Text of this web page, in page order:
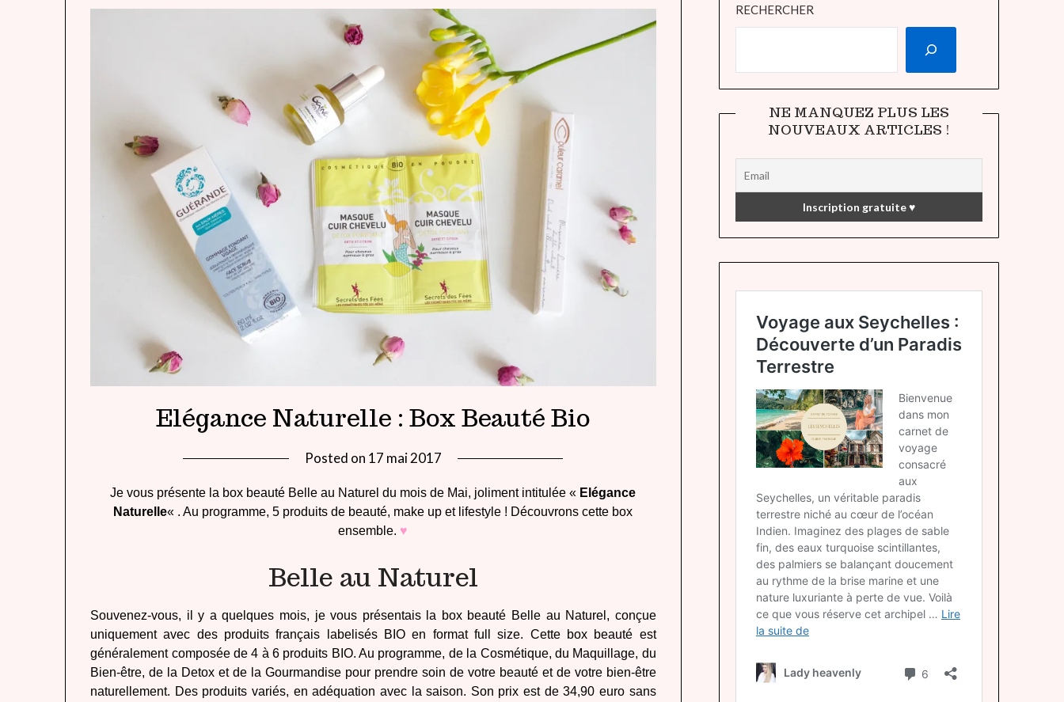
Elégance Naturelle : Box Beauté Bio
Posted on 17 mai 2017
heavenly
Je vous présente la box beauté Belle au Naturel du mois de Mai, joliment intitulée « Elégance
Naturelle« . Au programme, 5 produits de beauté, make up et lifestyle ! Découvrons cette box
ensemble. ♥
Belle au Naturel
Souvenez-vous, il y a quelques mois, je vous présentais la box beauté Belle au Naturel, conçue
uniquement avec des produits français labelisés BIO en format full size. Cette box beauté est
généralement composée de 4 à 6 produits BIO. Au programme, de la Cosmétique, du Maquillage, du
Bien-être, de la Detox et de la Gourmandise pour prendre soin de votre beauté et de votre bien-être
naturellement. Des produits variés, en adéquation avec la saison. Son prix est de 34,90 euro sans
RECHERCHER
NE MANQUEZ PLUS LES
NOUVEAUX ARTICLES !